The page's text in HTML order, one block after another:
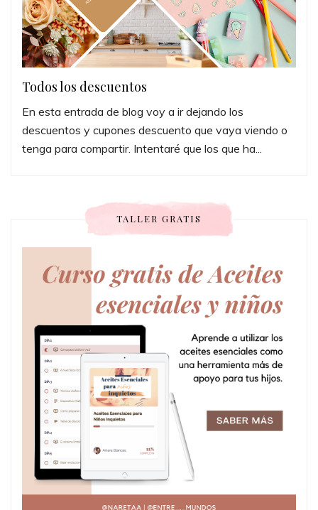
Todos los descuentos
En esta entrada de blog voy a ir dejando los
descuentos y cupones descuento que vaya viendo o
tenga para compartir. Intentaré que los que ha...
TALLER GRATIS